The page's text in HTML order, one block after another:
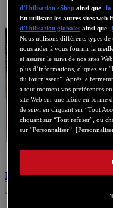
Nous contacter pour ce
d’Utilisation eShop ainsi que
la
En utilisant les autres sites web
d’Utilisation globales ainsi que
Nous utilisons différents types
nous aider à vous fournir la
et assurer le suivi de nos sites
plus d’informations, cliquez sur
du fournisseur”. Après la
à tout moment vos préférences
site Web sur une icône en forme
de suivi en cliquant sur “Tout
cliquant sur “Tout refuser”, ou
sur “Personnaliser”.